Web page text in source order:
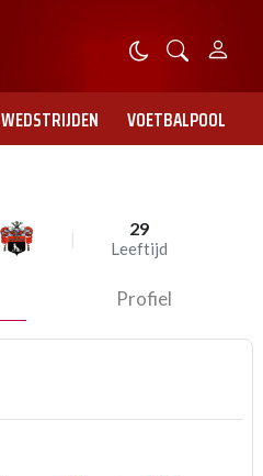
WEDSTRIJDEN VOETBALPOOL
29
Leeftijd
Profiel